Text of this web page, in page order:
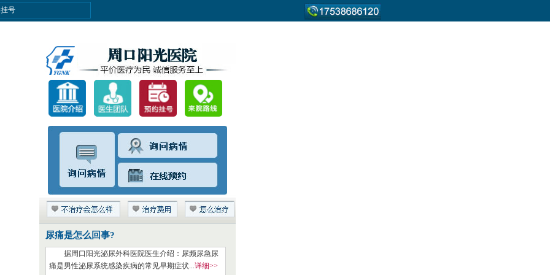
号
尿痛是怎么回事?
据周口阳光泌尿外科医院医生介绍：尿频尿急尿
痛是男性泌尿系统感染疾病的常见早期症状...详细>>